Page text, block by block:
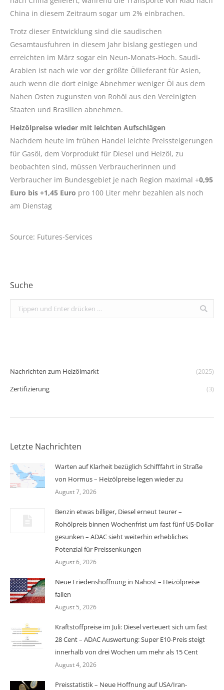
China in diesem Zeitraum sogar um 2% einbrachen.
Trotz dieser Entwicklung sind die saudischen
Gesamtausfuhren in diesem Jahr bislang gestiegen und
erreichten im März sogar ein Neun-Monats-Hoch. Saudi-
Arabien ist nach wie vor der größte Öllieferant für Asien,
auch wenn die dort einige Abnehmer weniger Öl aus dem
Nahen Osten zugunsten von Rohöl aus den Vereinigten
Staaten und Brasilien abnehmen.
Heizölpreise wieder mit leichten Aufschlägen
Nachdem heute im frühen Handel leichte Preissteigerungen
für Gasöl, dem Vorprodukt für Diesel und Heizöl, zu
beobachten sind, müssen Verbraucherinnen und
Verbraucher im Bundesgebiet je nach Region maximal +0,95
Euro bis +1,45 Euro pro 100 Liter mehr bezahlen als noch
am Dienstag
Source: Futures-Services
Suche
Search:
Nachrichten zum Heizölmarkt
(2025)
Zertifizierung
(3)
Letzte Nachrichten
Warten auf Klarheit bezüglich Schifffahrt in Straße
von Hormus – Heizölpreise legen wieder zu
August 7, 2026
Benzin etwas billiger, Diesel erneut teurer –
Rohölpreis binnen Wochenfrist um fast fünf US-Dollar
gesunken – ADAC sieht weiterhin erhebliches
Potenzial für Preissenkungen
August 6, 2026
Neue Friedenshoffnung in Nahost – Heizölpreise
fallen
August 5, 2026
Kraftstoffpreise im Juli: Diesel verteuert sich um fast
28 Cent – ADAC Auswertung: Super E10-Preis steigt
innerhalb von drei Wochen um mehr als 15 Cent
August 4, 2026
Preisstatistik – Neue Hoffnung auf USA/Iran-